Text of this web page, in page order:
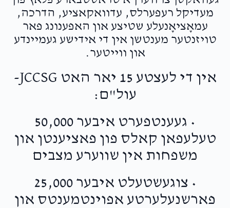
Donated Goal Donors
Zindel Drummer - זונדל דרוממער
$2,656 $10,000
Goal
Malka Peri Weiss
Donated Goal Donors
מעדיקל רעפערלס, עדוואקאציע, הדרכה,
עמאָציאָנעלע שטיצע און האפענונג פאר
טויזנטער מענטשן אין די אידישע געמיינדע
און ווייטער.
אין די לעצטע 15 יאר האט JCCSG-
עול"ם:
• געענטפערט איבער 50,000
טעלעפאן קאלס פון פאציענטן און
משפחות אין שווערע מצבים
• צוגעשטעלט איבער 25,000
פארשנעלערטע אפוינטמענטס און